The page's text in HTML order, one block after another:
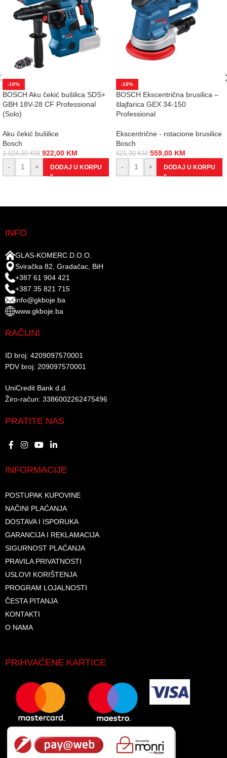
-10%
BOSCH Aku čekić bušilica SDS+
GBH 18V-28 CF Professional
(Solo)
Aku čekić bušilice
Bosch
1.024,00KM 922,00 KM
-
+ DODAJ U KORPU
-10%
BOSCH Ekscentrična brusilica –
šlajfarica GEX 34-150
Professional
Ekscentrične - rotacione brusilice
Bosch
621,00KM 559,00 KM
-
+ DODAJ U KORPU
INFO
GLAS-KOMERC D.O.O.
Sviračka 82, Gradačac, BiH
+387 61 904 421
+387 35 821 715
info@gkboje.ba
www.gkboje.ba
RAČUNI
ID broj: 4209097570001​
PDV broj: 209097570001 ​
UniCredit Bank d.d.​
Žiro-račun: 3386002262475496​​
PRATITE NAS
INFORMACIJE
POSTUPAK KUPOVINE
NAČINI PLAĆANJA
DOSTAVA I ISPORUKA
GARANCIJA I REKLAMACIJA
SIGURNOST PLAĆANJA
PRAVILA PRIVATNOSTI
USLOVI KORIŠTENJA
PROGRAM LOJALNOSTI
ČESTA PITANJA
KONTAKTI
O NAMA
PRIHVAĆENE KARTICE